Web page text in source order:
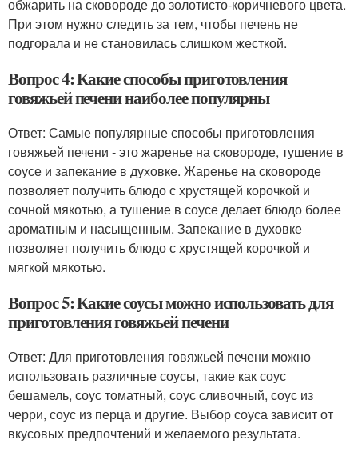
обжарить на сковороде до золотисто-коричневого цвета.
При этом нужно следить за тем, чтобы печень не
подгорала и не становилась слишком жесткой.
Вопрос 4: Какие способы приготовления
говяжьей печени наиболее популярны
Ответ: Самые популярные способы приготовления
говяжьей печени - это жаренье на сковороде, тушение в
соусе и запекание в духовке. Жаренье на сковороде
позволяет получить блюдо с хрустящей корочкой и
сочной мякотью, а тушение в соусе делает блюдо более
ароматным и насыщенным. Запекание в духовке
позволяет получить блюдо с хрустящей корочкой и
мягкой мякотью.
Вопрос 5: Какие соусы можно использовать для
приготовления говяжьей печени
Ответ: Для приготовления говяжьей печени можно
использовать различные соусы, такие как соус
бешамель, соус томатный, соус сливочный, соус из
черри, соус из перца и другие. Выбор соуса зависит от
вкусовых предпочтений и желаемого результата.